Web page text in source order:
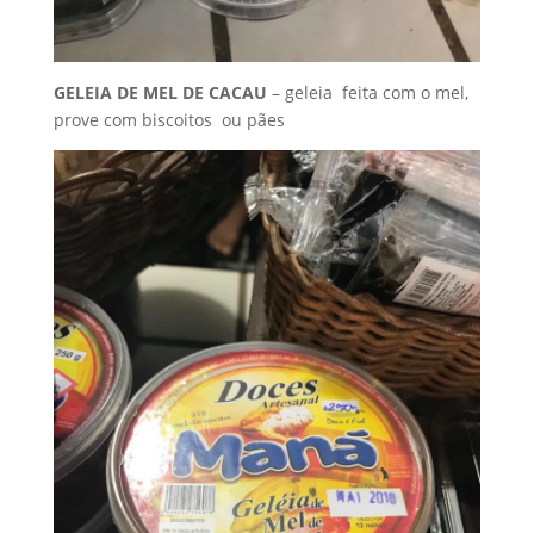
GELEIA DE MEL DE CACAU – geleia feita com o mel,
prove com biscoitos ou pães